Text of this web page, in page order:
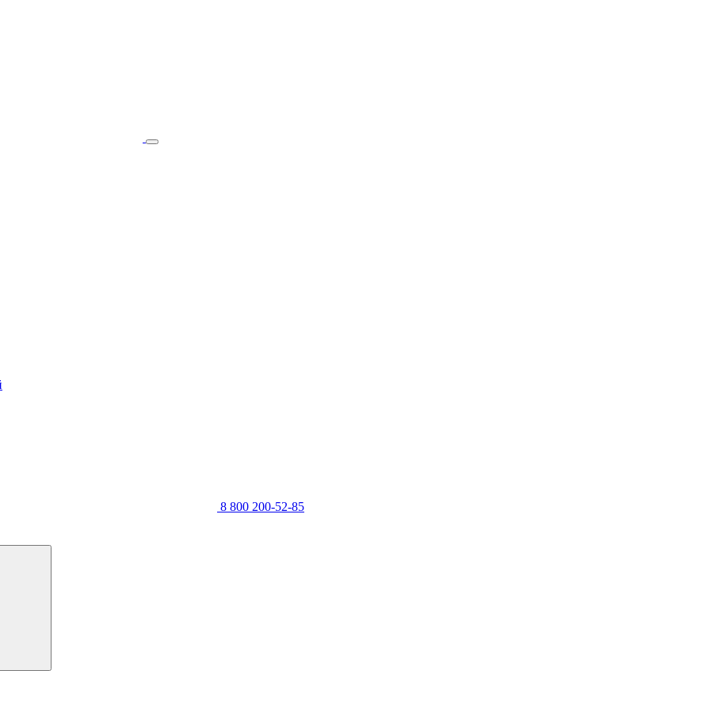
8 800 200-52-85